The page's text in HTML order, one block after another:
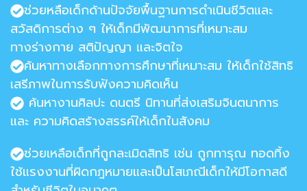
ช่วยหลือเด็กด้านปัจจัยพื้นฐานการดำเนินชีวิตและ
สวัสดิการต่าง ๆ ให้เด็กมีพัฒนาการที่เหมาะสม
ทางร่างกาย สติปัญญา และจิตใจ
ค้นหาทางเลือกทางการศึกษาที่เหมาะสม ให้เด็กใช้สิทธิ
เสรีภาพในการรับฟังความคิดเห็น
ค้นหางานศิลปะ ดนตรี นิทานที่ส่งเสริมจินตนาการ
และ ความคิดสร้างสรรค์ให้เด็กในสังคม
ช่วยเหลือเด็กที่ถูกละเมิดสิทธิ เช่น ถูกทารุณ ทอดทิ้ง
ใช้แรงงานที่ผิดกฎหมายและเป็นโสเภณีเด็กให้มีโอกาสดี